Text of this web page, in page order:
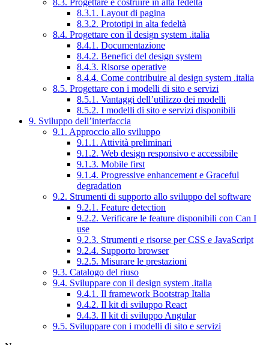
8.3. Progettare e costruire in alta fedeltà
8.3.1. Layout di pagina
8.3.2. Prototipi in alta fedeltà
8.4. Progettare con il design system .italia
8.4.1. Documentazione
8.4.2. Benefici del design system
8.4.3. Risorse operative
8.4.4. Come contribuire al design system .italia
8.5. Progettare con i modelli di sito e servizi
8.5.1. Vantaggi dell’utilizzo dei modelli
8.5.2. I modelli di sito e servizi disponibili
9. Sviluppo dell’interfaccia
9.1. Approccio allo sviluppo
9.1.1. Attività preliminari
9.1.2. Web design responsivo e accessibile
9.1.3. Mobile first
9.1.4. Progressive enhancement e Graceful
degradation
9.2. Strumenti di supporto allo sviluppo del software
9.2.1. Feature detection
9.2.2. Verificare le feature disponibili con Can I
use
9.2.3. Strumenti e risorse per CSS e JavaScript
9.2.4. Supporto browser
9.2.5. Misurare le prestazioni
9.3. Catalogo del riuso
9.4. Sviluppare con il design system .italia
9.4.1. Il framework Bootstrap Italia
9.4.2. Il kit di sviluppo React
9.4.3. Il kit di sviluppo Angular
9.5. Sviluppare con i modelli di sito e servizi